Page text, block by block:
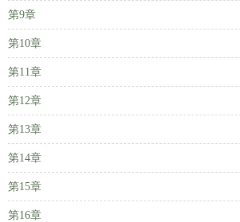
第9章
第10章
第11章
第12章
第13章
第14章
第15章
第16章